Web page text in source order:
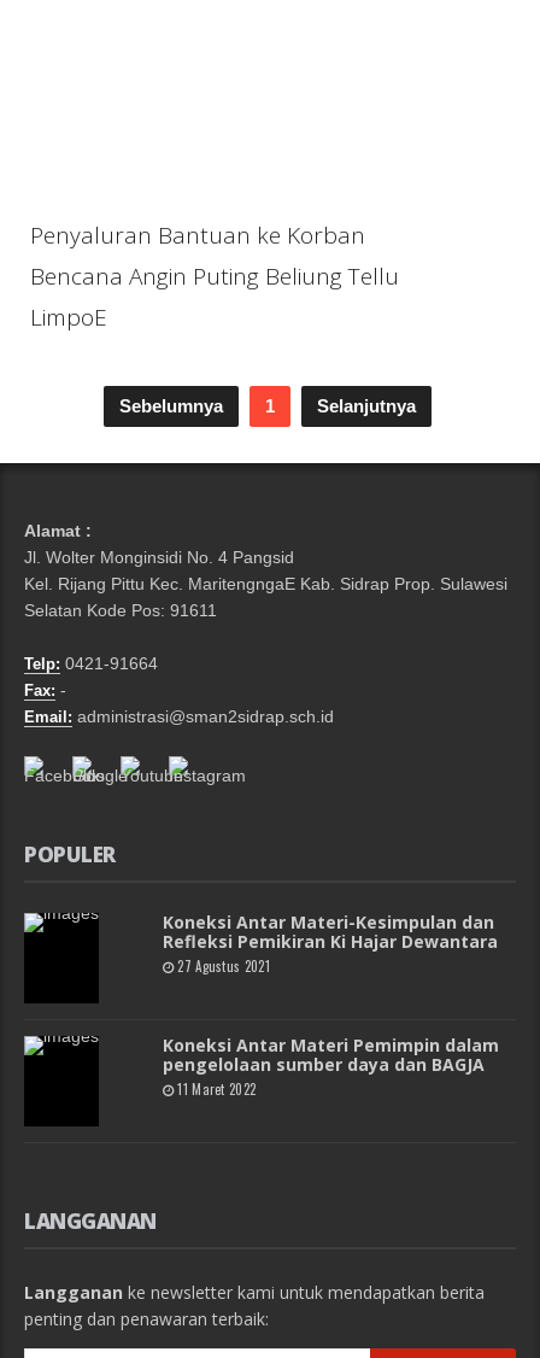
Penyaluran Bantuan ke Korban
Bencana Angin Puting Beliung Tellu
LimpoE
Sebelumnya 1 Selanjutnya
Alamat :
Jl. Wolter Monginsidi No. 4 Pangsid
Kel. Rijang Pittu Kec. MaritengngaE Kab. Sidrap Prop. Sulawesi
Selatan Kode Pos: 91611
Telp: 0421-91664
Fax: -
Email: administrasi@sman2sidrap.sch.id
POPULER
Koneksi Antar Materi-Kesimpulan dan
Refleksi Pemikiran Ki Hajar Dewantara
27 Agustus 2021
Koneksi Antar Materi Pemimpin dalam
pengelolaan sumber daya dan BAGJA
11 Maret 2022
LANGGANAN
Langganan ke newsletter kami untuk mendapatkan berita
penting dan penawaran terbaik: